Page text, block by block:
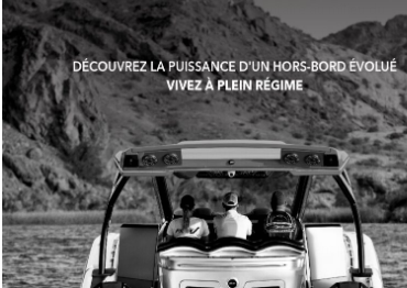
opter pour une banquette supplémentaire au milieu du
vous tournant vers l’arrière, vous vous retrouvez face à la salle
la barre, le fauteuil du capitaine offre une sensation de confort
plus de confort. Un pare-brise accentue l’écran analogique
GPS en option. Des sièges généreux sont à votre
base de siège rabattable pour des tonnes d’équipement
sont situées dans la proue pour un accès sous tous les
des sièges de la proue, avec des ports USB
qui s’adresse aux grands équipages qui veulent profiter de
une journée sur le lac. Princecraft incorpore à chacun de ses